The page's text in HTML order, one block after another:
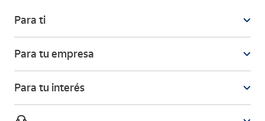
Para ti
Para tu empresa
Para tu interés